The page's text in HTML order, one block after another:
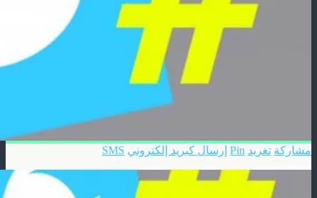
مشاركة تغريد Pin إرسال كبريد إلكتروني SMS